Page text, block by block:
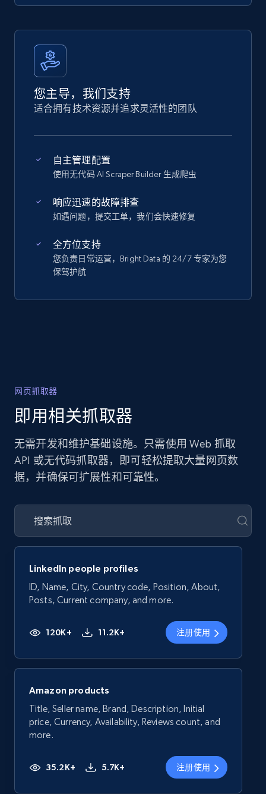
您主导，我们支持
适合拥有技术资源并追求灵活性的团队
自主管理配置
使用无代码 AI Scraper Builder 生成爬虫
响应迅速的故障排查
如遇问题，提交工单，我们会快速修复
全方位支持
您负责日常运营，Bright Data 的 24/7 专家为您
保驾护航
网页抓取器
即用相关抓取器
无需开发和维护基础设施。只需使用 Web 抓取
API 或无代码抓取器，即可轻松提取大量网页数
据，并确保可扩展性和可靠性。
LinkedIn people profiles
ID, Name, City, Country code, Position, About,
Posts, Current company, and more.
120K+ 11.2K+ 注册使用
Amazon products
Title, Seller name, Brand, Description, Initial
price, Currency, Availability, Reviews count, and
more.
35.2K+ 5.7K+ 注册使用